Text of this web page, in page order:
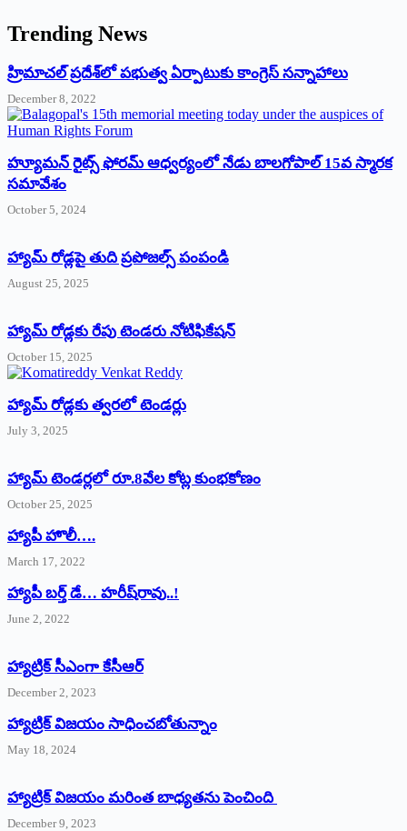
Trending News
‌హ్రిమాచల్‌ ‌ప్రదేశ్‌లో పభుత్వ ఏర్పాటుకు కాంగ్రెస్‌ ‌సన్నాహాలు
December 8, 2022
హ్యూమన్‌ రైట్స్‌ ఫోరమ్‌ ఆధ్వర్యంలో నేడు బాలగోపాల్‌ 15వ స్మారక
సమావేశం
October 5, 2024
హ్యామ్‌ రోడ్లపై తుది ప్రపోజల్స్‌ పంపండి
August 25, 2025
హ్యామ్‌ రోడ్లకు రేపు టెండరు నోటిఫికేషన్‌
October 15, 2025
హ్యామ్‌ రోడ్లకు త్వరలో టెండర్లు
July 3, 2025
హ్యామ్‌ ‌టెండర్లలో రూ.8వేల కోట్ల కుంభకోణం
October 25, 2025
హ్యాపీ హొలీ….
March 17, 2022
హ్యాపీ బర్త్ ‌డే… హరీష్‌రావు..!
June 2, 2022
హ్యాట్రిక్‌ ‌సీఎంగా కేసీఆర్‌
December 2, 2023
హ్యాట్రిక్‌ విజయం సాధించబోతున్నాం
May 18, 2024
హ్యాట్రిక్ విజయం మరింత బాధ్యతను పెంచింది
December 9, 2023